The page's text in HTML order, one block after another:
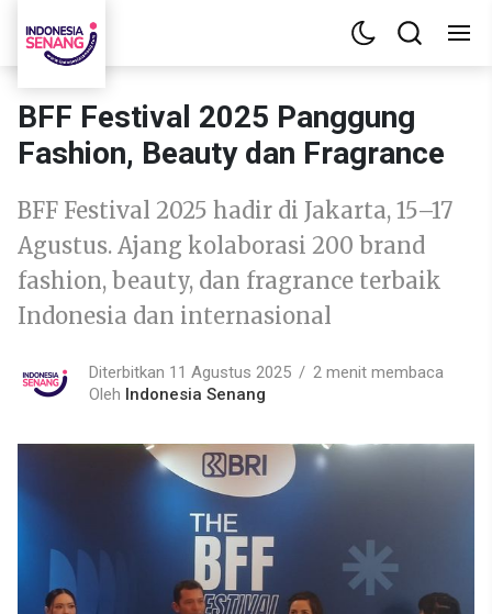
BFF Festival 2025 Panggung
Fashion, Beauty dan Fragrance
BFF Festival 2025 hadir di Jakarta, 15–17
Agustus. Ajang kolaborasi 200 brand
fashion, beauty, dan fragrance terbaik
Indonesia dan internasional
Diterbitkan 11 Agustus 2025
2 menit membaca
Oleh Indonesia Senang